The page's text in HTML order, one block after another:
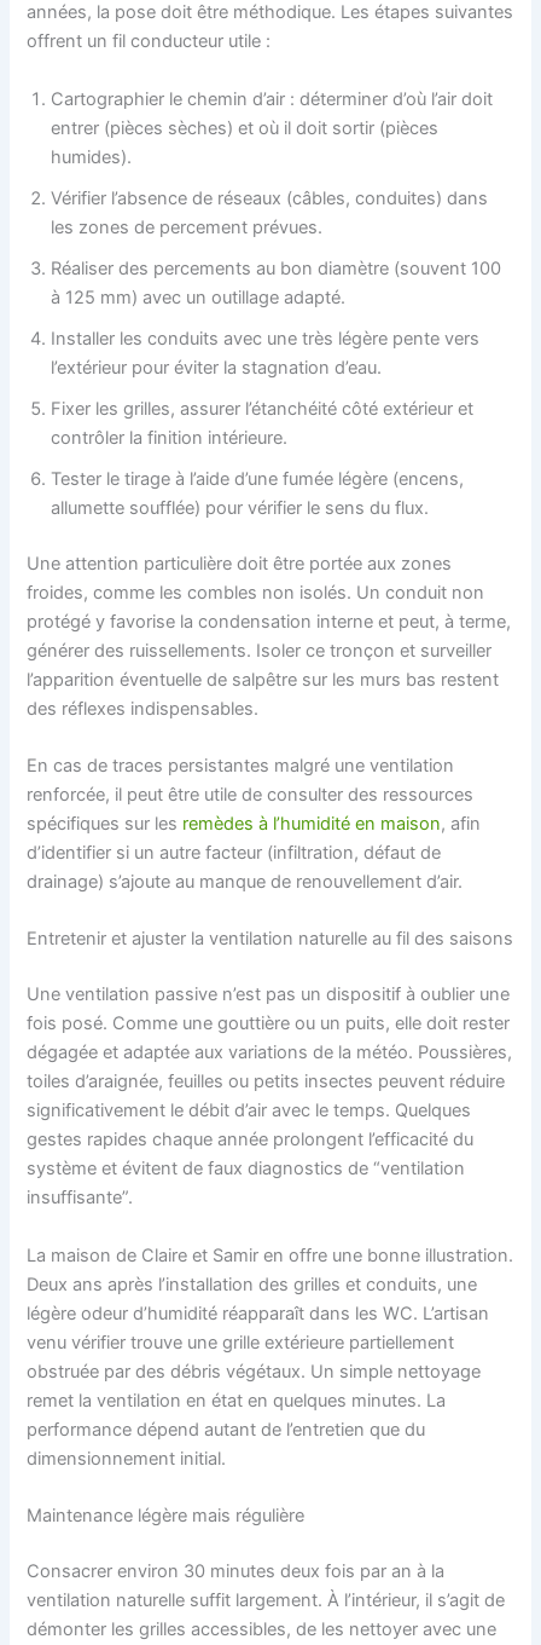
années, la pose doit être méthodique. Les étapes suivantes
offrent un fil conducteur utile :
Cartographier le chemin d’air : déterminer d’où l’air doit
entrer (pièces sèches) et où il doit sortir (pièces
humides).
Vérifier l’absence de réseaux (câbles, conduites) dans
les zones de percement prévues.
Réaliser des percements au bon diamètre (souvent 100
à 125 mm) avec un outillage adapté.
Installer les conduits avec une très légère pente vers
l’extérieur pour éviter la stagnation d’eau.
Fixer les grilles, assurer l’étanchéité côté extérieur et
contrôler la finition intérieure.
Tester le tirage à l’aide d’une fumée légère (encens,
allumette soufflée) pour vérifier le sens du flux.
Une attention particulière doit être portée aux zones
froides, comme les combles non isolés. Un conduit non
protégé y favorise la condensation interne et peut, à terme,
générer des ruissellements. Isoler ce tronçon et surveiller
l’apparition éventuelle de salpêtre sur les murs bas restent
des réflexes indispensables.
En cas de traces persistantes malgré une ventilation
renforcée, il peut être utile de consulter des ressources
spécifiques sur les remèdes à l’humidité en maison, afin
d’identifier si un autre facteur (infiltration, défaut de
drainage) s’ajoute au manque de renouvellement d’air.
Entretenir et ajuster la ventilation naturelle au fil des saisons
Une ventilation passive n’est pas un dispositif à oublier une
fois posé. Comme une gouttière ou un puits, elle doit rester
dégagée et adaptée aux variations de la météo. Poussières,
toiles d’araignée, feuilles ou petits insectes peuvent réduire
significativement le débit d’air avec le temps. Quelques
gestes rapides chaque année prolongent l’efficacité du
système et évitent de faux diagnostics de “ventilation
insuffisante”.
La maison de Claire et Samir en offre une bonne illustration.
Deux ans après l’installation des grilles et conduits, une
légère odeur d’humidité réapparaît dans les WC. L’artisan
venu vérifier trouve une grille extérieure partiellement
obstruée par des débris végétaux. Un simple nettoyage
remet la ventilation en état en quelques minutes. La
performance dépend autant de l’entretien que du
dimensionnement initial.
Maintenance légère mais régulière
Consacrer environ 30 minutes deux fois par an à la
ventilation naturelle suffit largement. À l’intérieur, il s’agit de
démonter les grilles accessibles, de les nettoyer avec une